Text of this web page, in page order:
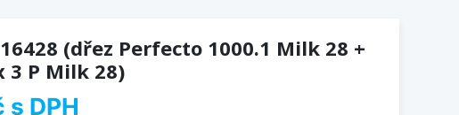
(dřez Perfecto 1000.1 Milk 28 +
3 P Milk 28)
s DPH